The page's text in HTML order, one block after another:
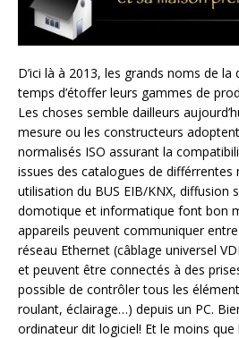
D’ici là à 2013, les grands noms de
temps d’étoffer leurs gammes de
Les choses semble dailleurs
mesure ou les constructeurs
normalisés ISO assurant la
issues des catalogues de différrentes
utilisation du BUS EIB/KNX, diffusion
domotique et informatique font bon
appareils peuvent communiquer
réseau Ethernet (câblage universel
et peuvent être connectés à des
possible de contrôler tous les
roulant, éclairage…) depuis un PC.
ordinateur dit logiciel! Et le moins que